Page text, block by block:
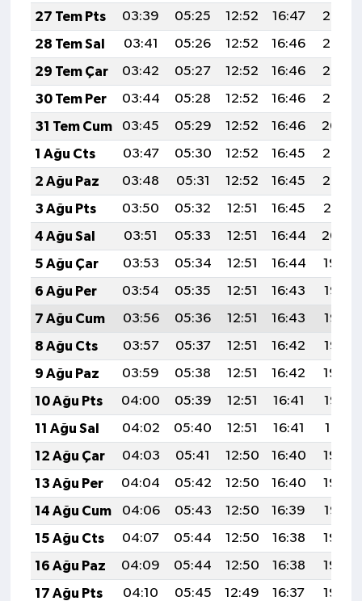
27 Tem Pts
03:39 05:25 12:52 16:47
20:08
28 Tem Sal
03:41 05:26 12:52 16:46
20:07
29 Tem Çar
03:42 05:27 12:52 16:46
20:06
30 Tem Per
03:44 05:28 12:52 16:46
20:05
31 Tem Cum
03:45 05:29 12:52 16:46
20:04
1 Ağu Cts
03:47 05:30 12:52 16:45
20:03
2 Ağu Paz
03:48 05:31 12:52 16:45
20:02
3 Ağu Pts
03:50 05:32 12:51 16:45
20:01
4 Ağu Sal
03:51 05:33 12:51 16:44
20:00
5 Ağu Çar
03:53 05:34 12:51 16:44
19:59
6 Ağu Per
03:54 05:35 12:51 16:43
19:58
7 Ağu Cum
03:56 05:36 12:51 16:43
19:56
8 Ağu Cts
03:57 05:37 12:51 16:42
19:55
9 Ağu Paz
03:59 05:38 12:51 16:42
19:54
10 Ağu Pts
04:00 05:39 12:51 16:41
19:53
11 Ağu Sal
04:02 05:40 12:51 16:41
19:51
12 Ağu Çar
04:03 05:41 12:50 16:40
19:50
13 Ağu Per
04:04 05:42 12:50 16:40
19:49
14 Ağu Cum
04:06 05:43 12:50 16:39
19:47
15 Ağu Cts
04:07 05:44 12:50 16:38
19:46
16 Ağu Paz
04:09 05:44 12:50 16:38
19:45
17 Ağu Pts
04:10 05:45 12:49 16:37
19:43